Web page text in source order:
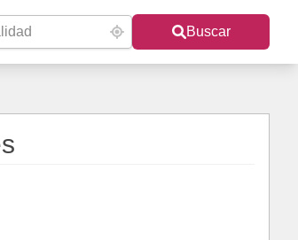
Buscar